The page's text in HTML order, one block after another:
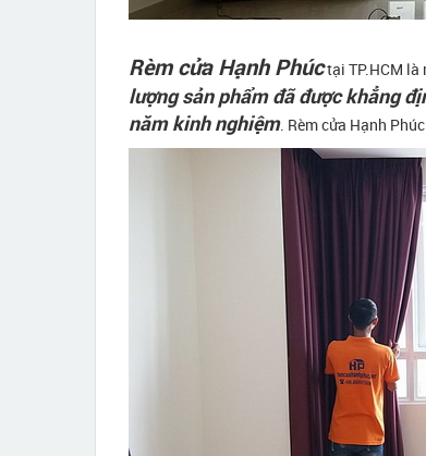
Rèm cửa Hạnh Phúctại TP.HCM là
lượng sản phẩm đã được khẳng
năm kinh nghiệm. Rèm cửa Hạnh